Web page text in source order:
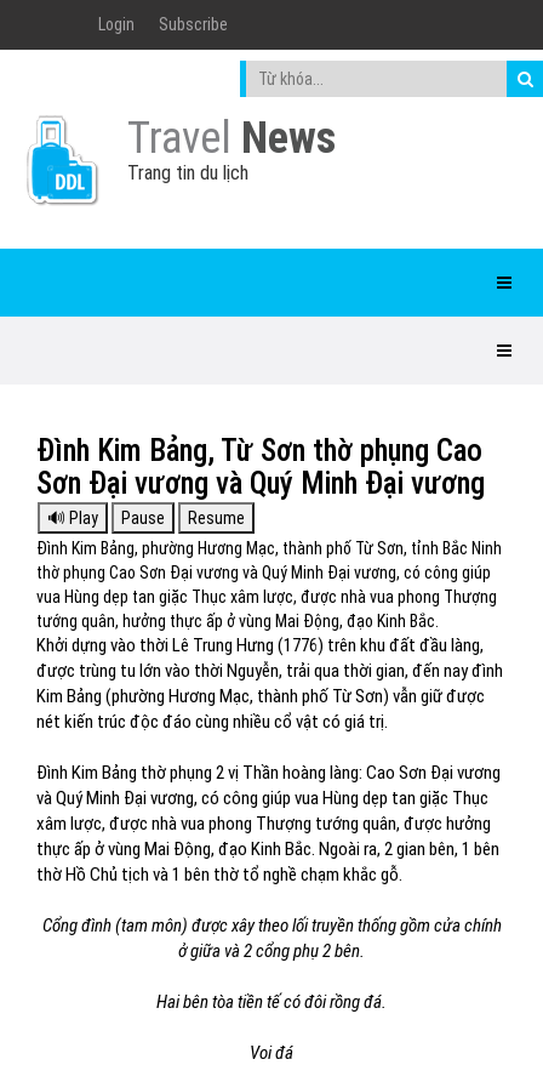
Login Subscribe
Travel News
Trang tin du lịch
Đình Kim Bảng, Từ Sơn thờ phụng Cao
Sơn Đại vương và Quý Minh Đại vương
Đình Kim Bảng, phường Hương Mạc, thành phố Từ Sơn, tỉnh Bắc Ninh
thờ phụng Cao Sơn Đại vương và Quý Minh Đại vương, có công giúp
vua Hùng dẹp tan giặc Thục xâm lược, được nhà vua phong Thượng
tướng quân, hưởng thực ấp ở vùng Mai Động, đạo Kinh Bắc.
Khởi dựng vào thời Lê Trung Hưng (1776) trên khu đất đầu làng,
được trùng tu lớn vào thời Nguyễn, trải qua thời gian, đến nay đình
Kim Bảng (phường Hương Mạc, thành phố Từ Sơn) vẫn giữ được
nét kiến trúc độc đáo cùng nhiều cổ vật có giá trị.
Đình Kim Bảng thờ phụng 2 vị Thần hoàng làng: Cao Sơn Đại vương
và Quý Minh Đại vương, có công giúp vua Hùng dẹp tan giặc Thục
xâm lược, được nhà vua phong Thượng tướng quân, được hưởng
thực ấp ở vùng Mai Động, đạo Kinh Bắc. Ngoài ra, 2 gian bên, 1 bên
thờ Hồ Chủ tịch và 1 bên thờ tổ nghề chạm khắc gỗ.
Cổng đình (tam môn) được xây theo lối truyền thống gồm cửa chính
ở giữa và 2 cổng phụ 2 bên.
Hai bên tòa tiền tế có đôi rồng đá.
Voi đá